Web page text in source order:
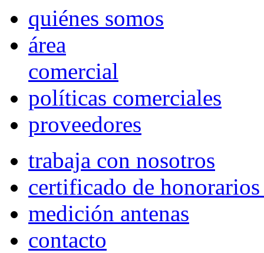
quiénes somos
área
comercial
políticas comerciales
proveedores
trabaja con nosotros
certificado de
medición antenas
contacto